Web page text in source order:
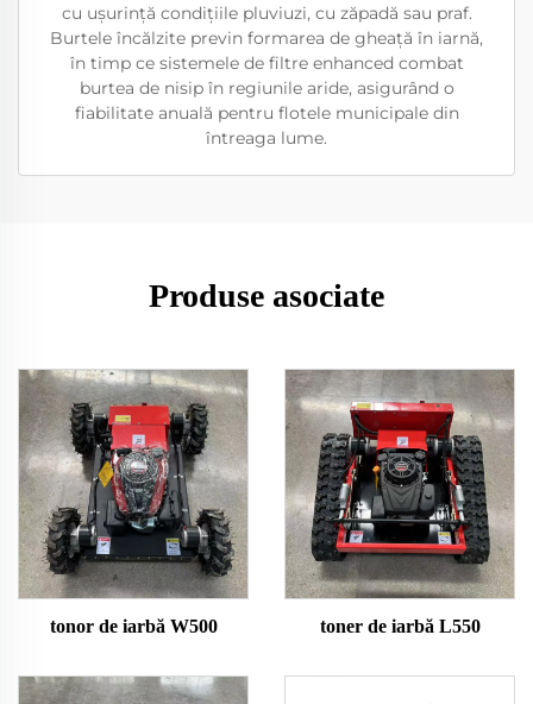
cu ușurință condițiile pluviuzi, cu zăpadă sau praf.
Burtele încălzite previn formarea de gheață în iarnă,
în timp ce sistemele de filtre enhanced combat
burtea de nisip în regiunile aride, asigurând o
fiabilitate anuală pentru flotele municipale din
întreaga lume.
Produse asociate
tonor de iarbă W500 toner de iarbă L550